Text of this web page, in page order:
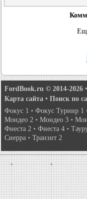
FordBook.ru © 2014-2026 •
Карта сайта • Поиск по
Фокус 1 • Фокус Турнир 1
Мондео 2 • Мондео 3 •
Фиеста 2 • Фиеста 4 •
Сиерра • Транзит 2